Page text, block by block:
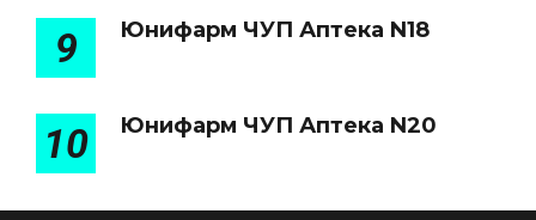
9 Юнифарм ЧУП Аптека N18
10 Юнифарм ЧУП Аптека N20